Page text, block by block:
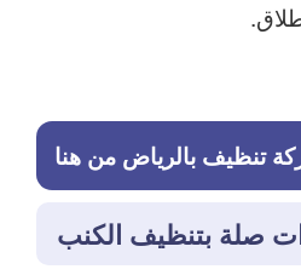
تنظيف بالرياض من هنا
صلة بتنظيف الكنب